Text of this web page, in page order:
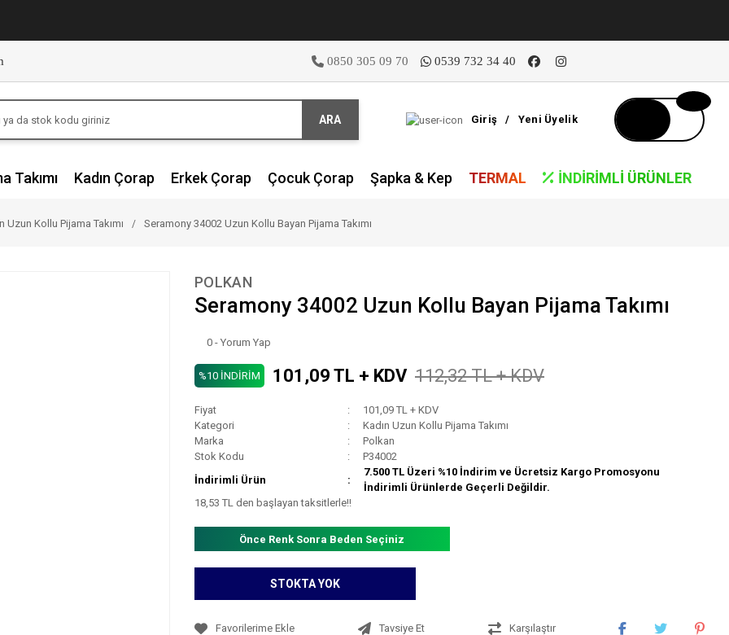
0850 305 09 70 0539 732 34 40
ARA Giriş / Yeni Üyelik
Takımı Kadın Çorap Erkek Çorap Çocuk Çorap Şapka & Kep TERMAL İNDIRIMLI ÜRÜNLER
Uzun Kollu Pijama Takımı Seramony 34002 Uzun Kollu Bayan Pijama Takımı
POLKAN
Seramony 34002 Uzun Kollu Bayan Pijama Takımı
0 - Yorum Yap
%10 İNDİRİM 101,09 TL + KDV 112,32 TL + KDV
Fiyat
101,09 TL + KDV
Kategori
Kadın Uzun Kollu Pijama Takımı
Marka
Polkan
Stok Kodu
P34002
İndirimli Ürün
7.500 TL Üzeri %10 İndirim ve Ücretsiz Kargo Promosyonu
İndirimli Ürünlerde Geçerli Değildir.
18,53 TL den başlayan taksitlerle!!
Önce Renk Sonra Beden Seçiniz
STOKTA YOK
Tavsiye Et Karşılaştır